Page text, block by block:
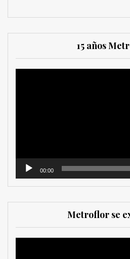
15 años
00:00
Metroflor se